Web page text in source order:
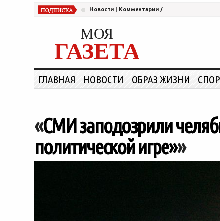
Новости Комментарии /
МОЯ
ГАЗЕТА
ГЛАВНАЯ НОВОСТИ ОБРАЗ ЖИЗНИ
«СМИ заподозрили
политической игре»»